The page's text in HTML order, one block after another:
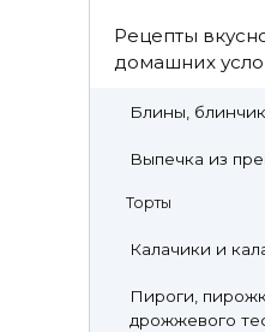
Рецепты
домашних
Блины,
Выпечка из
Торты
Калачики и
Пироги,
дрожжевого